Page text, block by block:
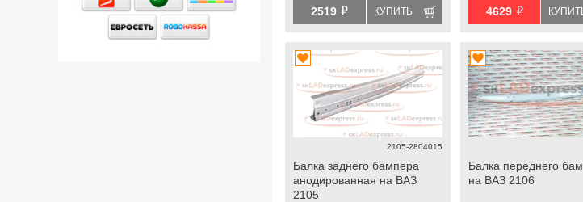
2519 й КУПИТЬ 4629 й
2105-2804015
Балка заднего бампера
анодированная на ВАЗ
2105
Балка переднего
на ВАЗ 2106